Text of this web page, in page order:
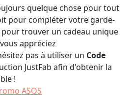
quelque chose pour tout
pour compléter votre garde-
trouver un cadeau unique
appréciez
pas à utiliser un Code
JustFab afin d'obtenir la
!
ASOS